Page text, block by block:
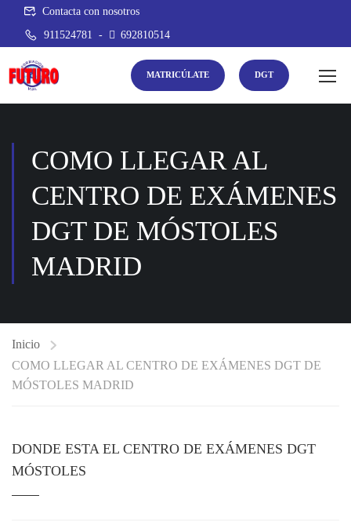
Contacta con nosotros
911524781 - 692810514
MATRICÚLATE DGT
COMO LLEGAR AL
CENTRO DE EXÁMENES
DGT DE MÓSTOLES
MADRID
Inicio
COMO LLEGAR AL CENTRO DE EXÁMENES DGT DE
MÓSTOLES MADRID
DONDE ESTA EL CENTRO DE EXÁMENES DGT
MÓSTOLES
Necesarias
Estas
cookies no
opcionales.